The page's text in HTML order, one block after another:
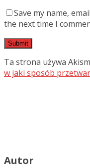
Save my name,
the next time I
Ta strona używa
w jaki sposób
Autor